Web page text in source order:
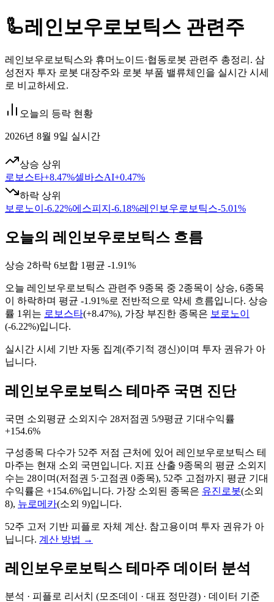
🦾레인보우로보틱스 관련주
레인보우로보틱스와 휴머노이드·협동로봇 관련주 총정리. 삼
성전자 투자 로봇 대장주와 로봇 부품 밸류체인을 실시간 시세
로 비교하세요.
오늘의 등락 현황
2026년 8월 9일 실시간
상승 상위
로보스타+8.47%셀바스AI+0.47%
하락 상위
보로노이 -6.22%에스피지 -6.18%레인보우로보틱스-5.01%
오늘의 레인보우로보틱스 흐름
상승 2하락 6보합 1평균 -1.91%
오늘 레인보우로보틱스 관련주 9종목 중 2종목이 상승, 6종목
이 하락하며 평균 -1.91%로 전반적으로 약세 흐름입니다. 상승
률 1위는 로보스타(+8.47%), 가장 부진한 종목은 보로노이
(-6.22%)입니다.
실시간 시세 기반 자동 집계(주기적 갱신)이며 투자 권유가 아
닙니다.
레인보우로보틱스 테마주 국면 진단
국면 소외 평균 소외지수 28저점권 5/9평균 기대수익률
+154.6%
구성종목 다수가 52주 저점 근처에 있어 레인보우로보틱스 테
마주는 현재 소외 국면입니다. 지표 산출 9종목의 평균 소외지
수는 28이며(저점권 5·고점권 0종목), 52주 고점까지 평균 기대
수익률은 +154.6%입니다. 가장 소외된 종목은 유진로봇(소외
8), 뉴로메카(소외 9)입니다.
52주 고저 기반 피플로 자체 계산. 참고용이며 투자 권유가 아
닙니다. 계산 방법 →
레인보우로보틱스 테마주 데이터 분석
분석 · 피플로 리서치 (모조데이 · 대표 정만경) · 데이터 기준